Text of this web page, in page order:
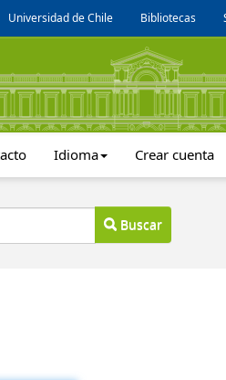
Universidad de Chile Bibliotecas
Idioma Crear cuenta
Buscar